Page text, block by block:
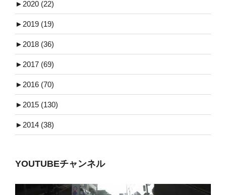
► 2020 (22)
► 2019 (19)
► 2018 (36)
► 2017 (69)
► 2016 (70)
► 2015 (130)
► 2014 (38)
YOUTUBEチャンネル